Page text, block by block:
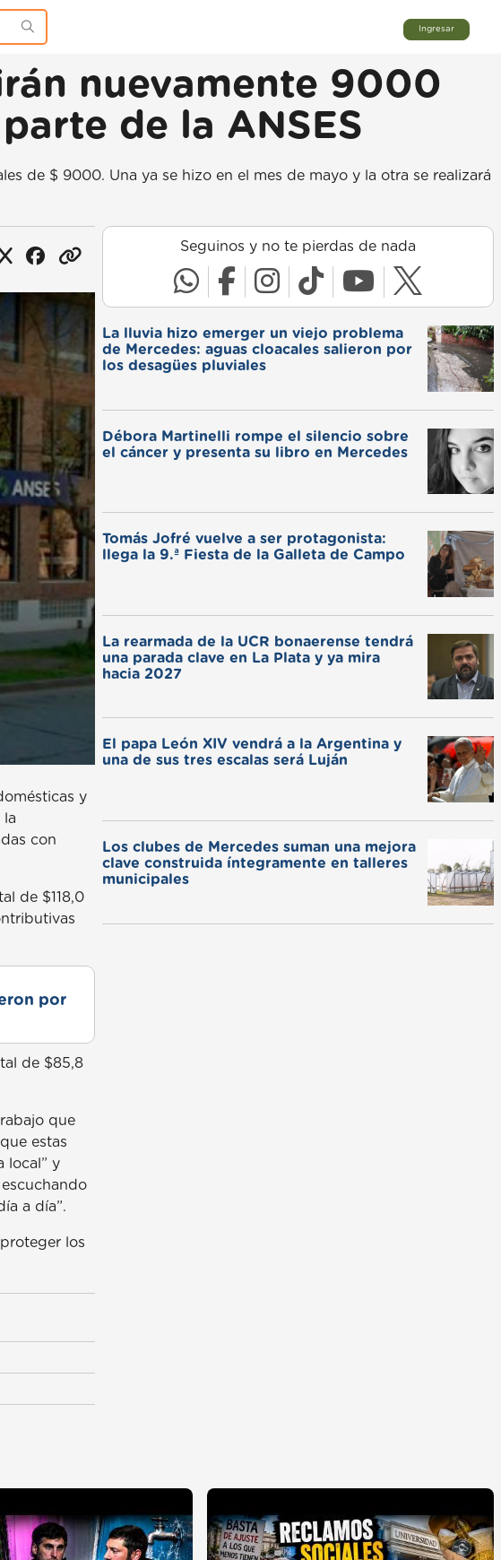
Ingresar
nuevamente 9000
de la ANSES
de $ 9000. Una ya se hizo en el mes de mayo y la otra se realizará
y
la
con
de $118,0
por
de $85,8
que
estas
local” y
a día”.
los
Seguinos y no te pierdas de nada
La lluvia hizo emerger un viejo problema
de Mercedes: aguas cloacales salieron por
los desagües pluviales
Débora Martinelli rompe el silencio sobre
el cáncer y presenta su libro en Mercedes
Tomás Jofré vuelve a ser protagonista:
llega la 9.ª Fiesta de la Galleta de Campo
La rearmada de la UCR bonaerense tendrá
una parada clave en La Plata y ya mira
hacia 2027
El papa León XIV vendrá a la Argentina y
una de sus tres escalas será Luján
Los clubes de Mercedes suman una mejora
clave construida íntegramente en talleres
municipales